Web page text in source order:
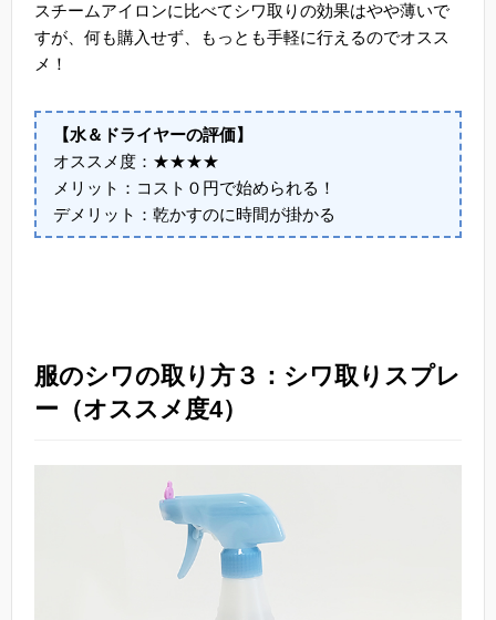
スチームアイロンに比べてシワ取りの効果はやや薄いで
すが、何も購入せず、もっとも手軽に行えるのでオスス
メ！
【水＆ドライヤーの評価】
オススメ度：★★★★
メリット：コスト０円で始められる！
デメリット：乾かすのに時間が掛かる
服のシワの取り方３：シワ取りスプレ
ー（オススメ度4）